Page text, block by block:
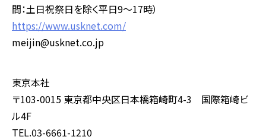
間：土日祝祭日を除く平日9～17時）
https://www.usknet.com/
meijin@usknet.co.jp
東京本社
〒103-0015 東京都中央区日本橋箱崎町4-3 国際箱崎ビ
ル4F
TEL.03-6661-1210